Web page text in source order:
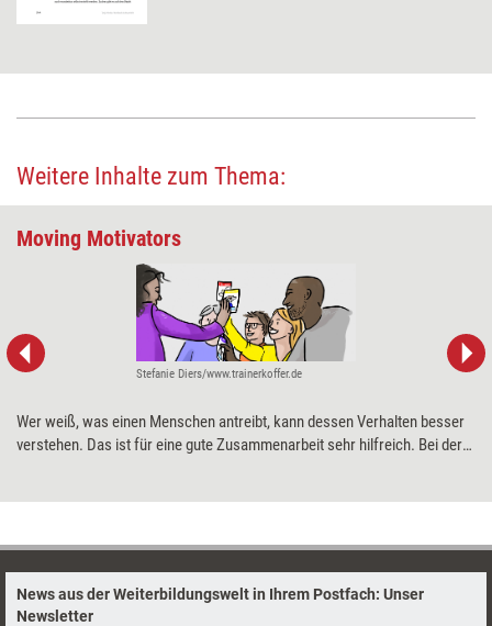
Weitere Inhalte zum Thema:
Moving Motivators
Stefanie Diers/www.trainerkoffer.de
Wer weiß, was einen Menschen antreibt, kann dessen Verhalten besser
verstehen. Das ist für eine gute Zusammenarbeit sehr hilfreich. Bei der
News aus der Weiterbildungswelt in Ihrem Postfach: Unser
Newsletter